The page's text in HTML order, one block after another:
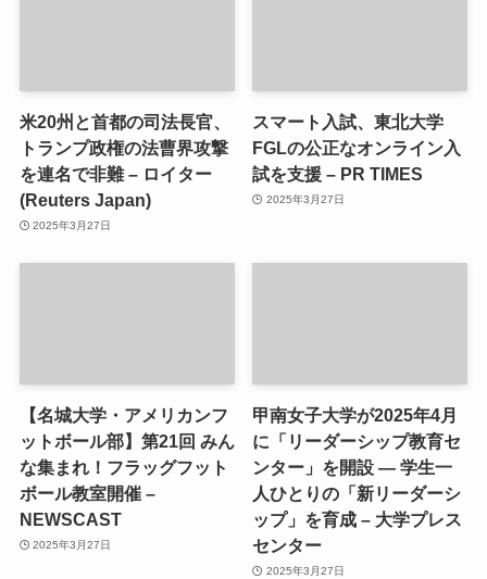
米20州と首都の司法長官、
トランプ政権の法曹界攻撃
を連名で非難 – ロイター
(Reuters Japan)
2025年3月27日
スマート入試、東北大学
FGLの公正なオンライン入
試を支援 – PR TIMES
2025年3月27日
【名城大学・アメリカンフ
ットボール部】第21回 みん
な集まれ！フラッグフット
ボール教室開催 –
NEWSCAST
2025年3月27日
甲南女子大学が2025年4月
に「リーダーシップ教育セ
ンター」を開設 ― 学生一
人ひとりの「新リーダーシ
ップ」を育成 – 大学プレス
センター
2025年3月27日